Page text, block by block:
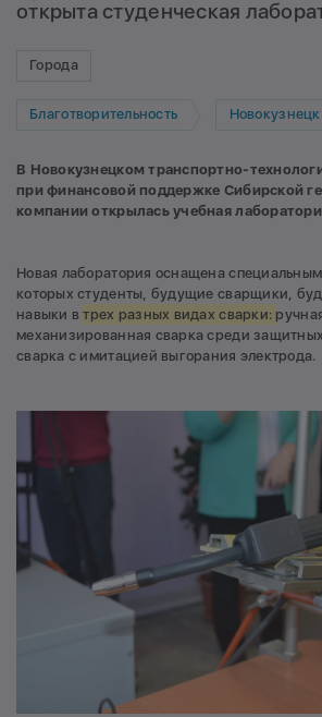
открыта студенческая
Города
Благотворительность Новокузнецк
В Новокузнецком транспортно-
при финансовой поддержке Сибирской
компании открылась учебная
Новая лаборатория оснащена
которых студенты, будущие сварщики,
навыки втрех разных видах сварки:
механизированная сварка среди
сварка с имитацией выгорания электрода.